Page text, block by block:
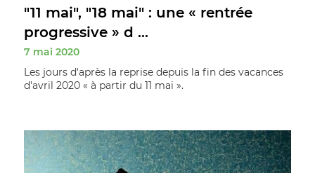
"11 mai", "18 mai" : une « rentrée
progressive » d ...
7 mai 2020
Les jours d'après la reprise depuis la fin des vacances
d'avril 2020 « à partir du 11 mai ».